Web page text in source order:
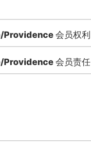
会员权利
Providence 会员责任